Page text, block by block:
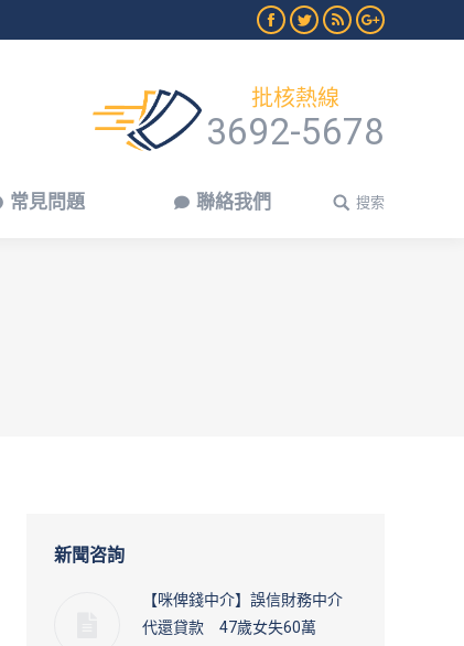
Facebook
TwitterRss Google+
批核熱線
3692-5678
常見問題 聯絡我們 Search:
搜索
新聞咨詢
【咪俾錢中介】誤信財務中介
代還貸款 47歲女失60萬
常見問題 聯絡我們 Search:
搜索